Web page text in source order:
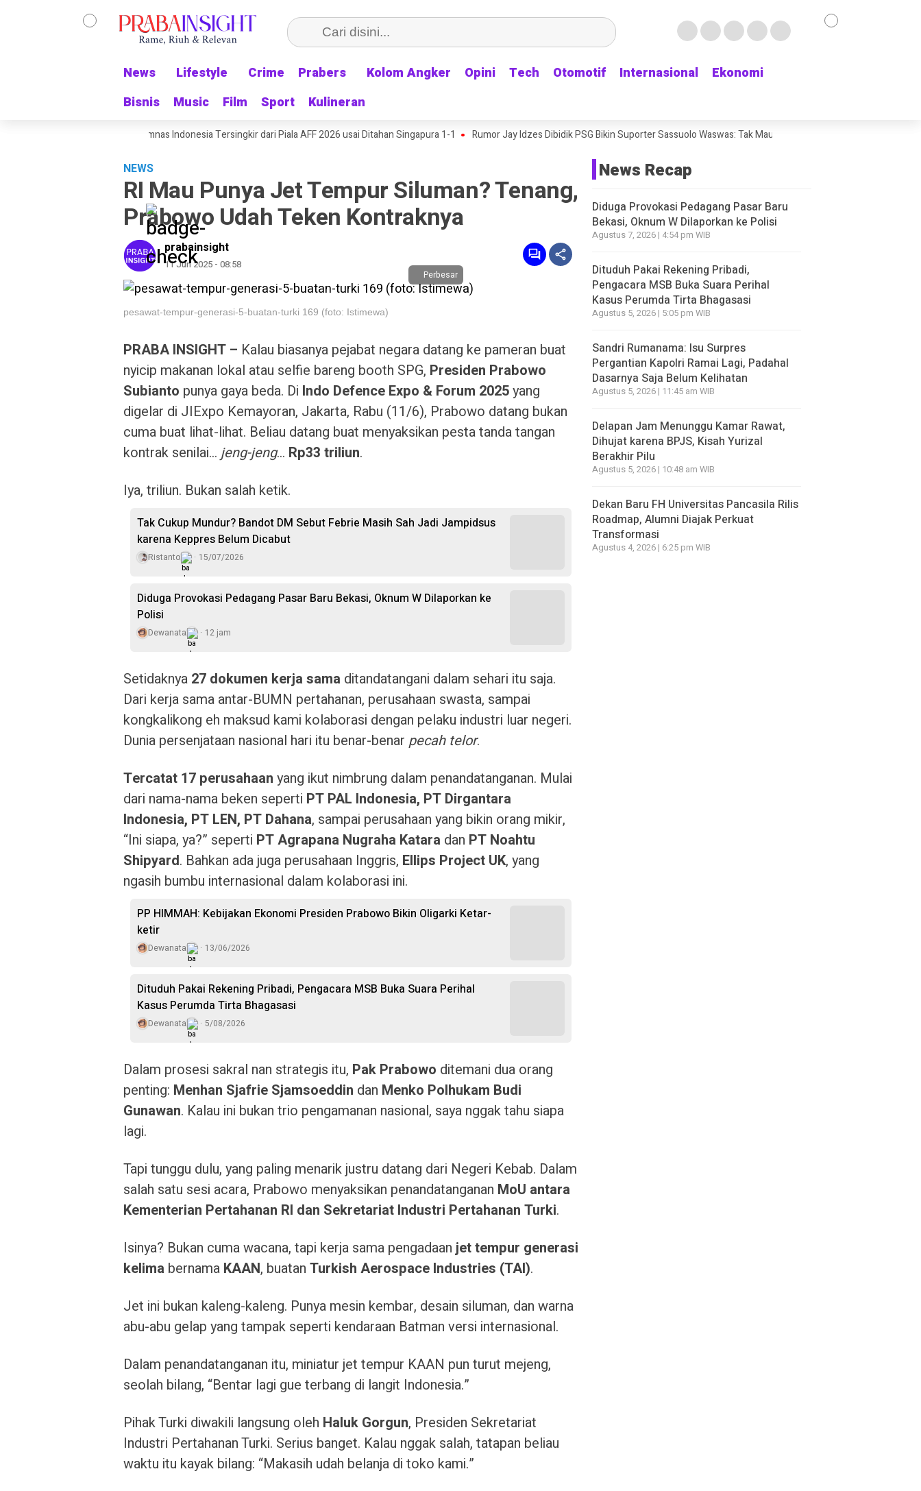
News Lifestyle Crime Prabers Kolom Angker Opini Tech Otomotif Internasional
Ekonomi
Bisnis
Music Film Sport Kulineran
News Lifestyle Crime Prabers Kolom Angker Opini Tech Otomotif Internasional
Ekonomi
Bisnis
Music Film Sport Kulineran
Pulang Kampung: Timnas Indonesia Tersingkir dari Piala AFF 2026 usai Ditahan Singapura 1-1 Rumor Jay Idzes Dibidik PSG Bikin Suporter Sassuolo Waswas: Tak Mau Kehilangan Bek Andalan
NEWS
RI Mau Punya Jet Tempur Siluman? Tenang,
Prabowo Udah Teken Kontraknya
prabainsight
11 Jun 2025 - 08:58
Perbesar
pesawat-tempur-generasi-5-buatan-turki 169 (foto: Istimewa)
PRABA INSIGHT – Kalau biasanya pejabat negara datang ke pameran buat
nyicip makanan lokal atau selfie bareng booth SPG, Presiden Prabowo
Subianto punya gaya beda. Di Indo Defence Expo & Forum 2025yang
digelar di JIExpo Kemayoran, Jakarta, Rabu (11/6), Prabowo datang bukan
cuma buat lihat-lihat. Beliau datang buat menyaksikan pesta tanda tangan
kontrak senilai… jeng-jeng… Rp33 triliun.
Iya, triliun. Bukan salah ketik.
Tak Cukup Mundur? Bandot DM Sebut Febrie Masih Sah Jadi Jampidsus
karena Keppres Belum Dicabut
Ristanto 15/07/2026
Diduga Provokasi Pedagang Pasar Baru Bekasi, Oknum W Dilaporkan ke
Polisi
Dewanata 12 jam
Setidaknya 27 dokumen kerja sama ditandatangani dalam sehari itu saja.
Dari kerja sama antar-BUMN pertahanan, perusahaan swasta, sampai
kongkalikong eh maksud kami kolaborasi dengan pelaku industri luar negeri.
Dunia persenjataan nasional hari itu benar-benar pecah telor.
Tercatat 17 perusahaan yang ikut nimbrung dalam penandatanganan. Mulai
dari nama-nama beken seperti PT PAL Indonesia, PT Dirgantara
Indonesia, PT LEN, PT Dahana, sampai perusahaan yang bikin orang mikir,
“Ini siapa, ya?” seperti PT Agrapana Nugraha Katara dan PT Noahtu
Shipyard. Bahkan ada juga perusahaan Inggris, Ellips Project UK, yang
ngasih bumbu internasional dalam kolaborasi ini.
PP HIMMAH: Kebijakan Ekonomi Presiden Prabowo Bikin Oligarki Ketar-
ketir
Dewanata 13/06/2026
Dituduh Pakai Rekening Pribadi, Pengacara MSB Buka Suara Perihal
Kasus Perumda Tirta Bhagasasi
Dewanata 5/08/2026
Dalam prosesi sakral nan strategis itu, Pak Prabowo ditemani dua orang
penting: Menhan Sjafrie Sjamsoeddin dan Menko Polhukam Budi
Gunawan. Kalau ini bukan trio pengamanan nasional, saya nggak tahu siapa
lagi.
Tapi tunggu dulu, yang paling menarik justru datang dari Negeri Kebab. Dalam
salah satu sesi acara, Prabowo menyaksikan penandatanganan MoU antara
Kementerian Pertahanan RI dan Sekretariat Industri Pertahanan Turki.
Isinya? Bukan cuma wacana, tapi kerja sama pengadaanjet tempur generasi
kelima bernama KAAN, buatan Turkish Aerospace Industries (TAI).
Jet ini bukan kaleng-kaleng. Punya mesin kembar, desain siluman, dan warna
abu-abu gelap yang tampak seperti kendaraan Batman versi internasional.
Dalam penandatanganan itu, miniatur jet tempur KAAN pun turut mejeng,
seolah bilang, “Bentar lagi gue terbang di langit Indonesia.”
Pihak Turki diwakili langsung oleh Haluk Gorgun, Presiden Sekretariat
Industri Pertahanan Turki. Serius banget. Kalau nggak salah, tatapan beliau
waktu itu kayak bilang: “Makasih udah belanja di toko kami.”
News Recap
Diduga Provokasi Pedagang Pasar Baru
Bekasi, Oknum W Dilaporkan ke Polisi
Agustus 7, 2026 | 4:54 pm WIB
Dituduh Pakai Rekening Pribadi,
Pengacara MSB Buka Suara Perihal
Kasus Perumda Tirta Bhagasasi
Agustus 5, 2026 | 5:05 pm WIB
Sandri Rumanama: Isu Surpres
Pergantian Kapolri Ramai Lagi, Padahal
Dasarnya Saja Belum Kelihatan
Agustus 5, 2026 | 11:45 am WIB
Delapan Jam Menunggu Kamar Rawat,
Dihujat karena BPJS, Kisah Yurizal
Berakhir Pilu
Agustus 5, 2026 | 10:48 am WIB
Dekan Baru FH Universitas Pancasila Rilis
Roadmap, Alumni Diajak Perkuat
Transformasi
Agustus 4, 2026 | 6:25 pm WIB